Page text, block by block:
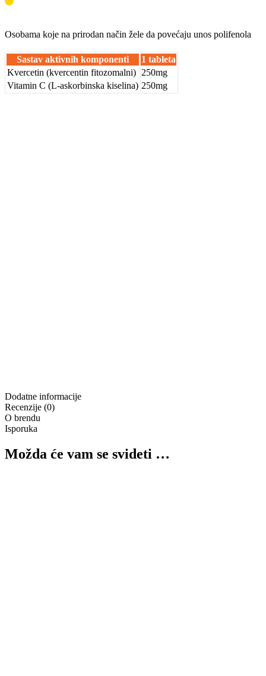
Osobama koje na prirodan način žele da povećaju unos polifenola
Sastav aktivnih komponenti
1 tableta
Kvercetin (kvercentin fitozomalni) 250mg
Vitamin C (L-askorbinska kiselina) 250mg
Dodatne informacije
Recenzije (0)
O brendu
Isporuka
Možda će vam se svideti …